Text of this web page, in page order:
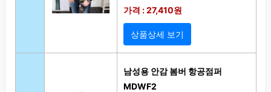
가격 : 27,410원
상품상세 보기
남성용 안감 봄버 항공점퍼
MDWF2